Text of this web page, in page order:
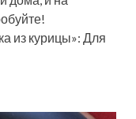
из курицы»: Для